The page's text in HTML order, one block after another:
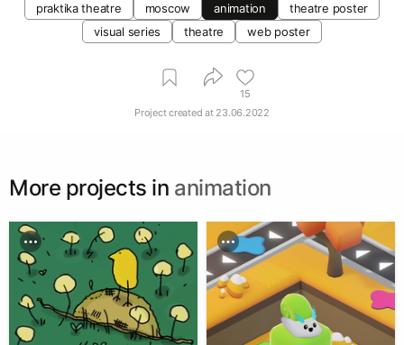
praktika theatre moscow animation
theatre poster
visual series
theatre web poster
15
Project created at 23.06.2022
More projects in animation